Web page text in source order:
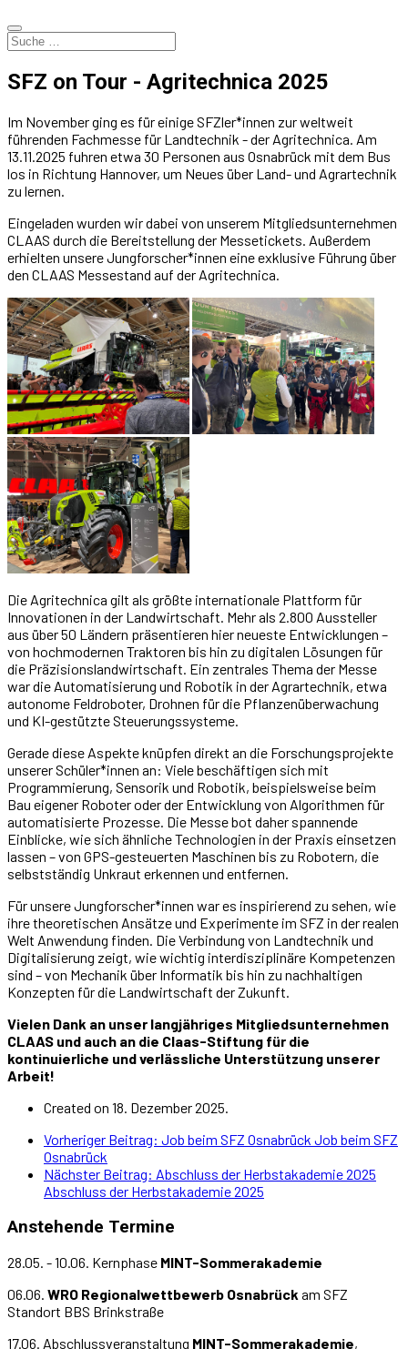
SFZ on Tour - Agritechnica 2025
Im November ging es für einige SFZler*innen zur weltweit
führenden Fachmesse für Landtechnik - der Agritechnica. Am
13.11.2025 fuhren etwa 30 Personen aus Osnabrück mit dem Bus
los in Richtung Hannover, um Neues über Land- und Agrartechnik
zu lernen.
Eingeladen wurden wir dabei von unserem Mitgliedsunternehmen
CLAAS durch die Bereitstellung der Messetickets. Außerdem
erhielten unsere Jungforscher*innen eine exklusive Führung über
den CLAAS Messestand auf der Agritechnica.
Die Agritechnica gilt als größte internationale Plattform für
Innovationen in der Landwirtschaft. Mehr als 2.800 Aussteller
aus über 50 Ländern präsentieren hier neueste Entwicklungen –
von hochmodernen Traktoren bis hin zu digitalen Lösungen für
die Präzisionslandwirtschaft. Ein zentrales Thema der Messe
war die Automatisierung und Robotik in der Agrartechnik, etwa
autonome Feldroboter, Drohnen für die Pflanzenüberwachung
und KI-gestützte Steuerungssysteme.
Gerade diese Aspekte knüpfen direkt an die Forschungsprojekte
unserer Schüler*innen an: Viele beschäftigen sich mit
Programmierung, Sensorik und Robotik, beispielsweise beim
Bau eigener Roboter oder der Entwicklung von Algorithmen für
automatisierte Prozesse. Die Messe bot daher spannende
Einblicke, wie sich ähnliche Technologien in der Praxis einsetzen
lassen – von GPS-gesteuerten Maschinen bis zu Robotern, die
selbstständig Unkraut erkennen und entfernen.
Für unsere Jungforscher*innen war es inspirierend zu sehen, wie
ihre theoretischen Ansätze und Experimente im SFZ in der realen
Welt Anwendung finden. Die Verbindung von Landtechnik und
Digitalisierung zeigt, wie wichtig interdisziplinäre Kompetenzen
sind – von Mechanik über Informatik bis hin zu nachhaltigen
Konzepten für die Landwirtschaft der Zukunft.
Vielen Dank an unser langjähriges Mitgliedsunternehmen
CLAAS und auch an die Claas-Stiftung für die
kontinuierliche und verlässliche Unterstützung unserer
Arbeit!
Created on 18. Dezember 2025.
Vorheriger Beitrag: Job beim SFZ Osnabrück Job beim SFZ
Osnabrück
Nächster Beitrag: Abschluss der Herbstakademie 2025
Abschluss der Herbstakademie 2025
Anstehende Termine
28.05. - 10.06. Kernphase MINT-Sommerakademie
06.06. WRO Regionalwettbewerb Osnabrück am SFZ
Standort BBS Brinkstraße
17.06. Abschlussveranstaltung MINT-Sommerakademie,